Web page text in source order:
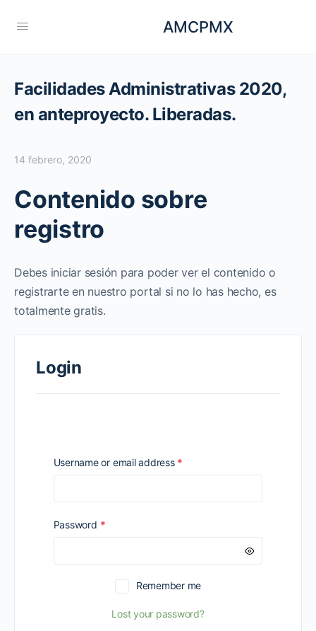
AMCPMX
Facilidades Administrativas 2020,
en anteproyecto. Liberadas.
14 febrero, 2020
Contenido sobre
registro
Debes iniciar sesión para poder ver el contenido o
registrarte en nuestro portal si no lo has hecho, es
totalmente gratis.
Login
Username or email address *
Password *Required
Remember me
Lost your password?